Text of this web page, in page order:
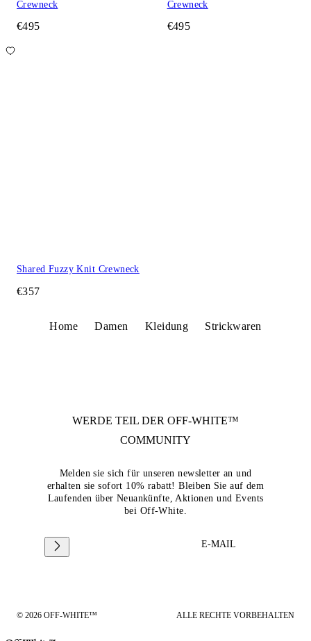
Crewneck
€495
Crewneck
€495
Shared Fuzzy Knit Crewneck
€357
Home Damen Kleidung Strickwaren
WERDE TEIL DER OFF-WHITE™
COMMUNITY
Melden sie sich für unseren newsletter an und
erhalten sie sofort 10% rabatt! Bleiben Sie auf dem
Laufenden über Neuankünfte, Aktionen und Events
bei Off-White.
E-MAIL
© 2026 OFF-WHITE™ ALLE RECHTE VORBEHALTEN